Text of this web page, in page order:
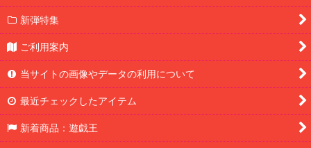
新弾特集
ご利用案内
当サイトの画像やデータの利用について
最近チェックしたアイテム
新着商品：遊戯王